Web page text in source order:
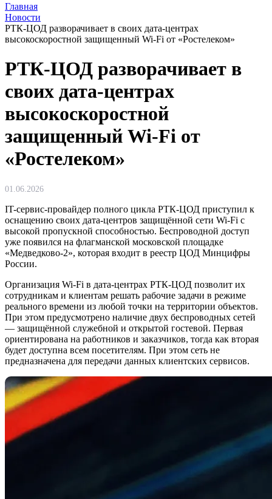
Главная
Новости
РТК-ЦОД разворачивает в своих дата-центрах
высокоскоростной защищенный Wi-Fi от «Ростелеком»
РТК-ЦОД разворачивает в
своих дата-центрах
высокоскоростной
защищенный Wi-Fi от
«Ростелеком»
01.06.2026
IT-сервис-провайдер полного цикла РТК-ЦОД приступил к
оснащению своих дата-центров защищённой сети Wi-Fi с
высокой пропускной способностью. Беспроводной доступ
уже появился на флагманской московской площадке
«Медведково-2», которая входит в реестр ЦОД Минцифры
России.
Организация Wi-Fi в дата-центрах РТК-ЦОД позволит их
сотрудникам и клиентам решать рабочие задачи в режиме
реального времени из любой точки на территории объектов.
При этом предусмотрено наличие двух беспроводных сетей
— защищённой служебной и открытой гостевой. Первая
ориентирована на работников и заказчиков, тогда как вторая
будет доступна всем посетителям. При этом сеть не
предназначена для передачи данных клиентских сервисов.